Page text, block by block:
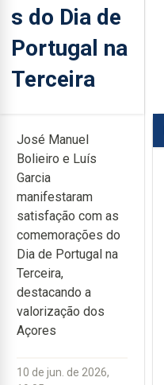
s do Dia de
Portugal na
Terceira
José Manuel
Bolieiro e Luís
Garcia
manifestaram
satisfação com as
comemorações do
Dia de Portugal na
Terceira,
destacando a
valorização dos
Açores
10 de jun. de 2026,